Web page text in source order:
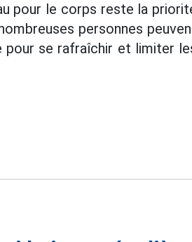
pour le corps reste la
personnes
pour se rafraîchir et limiter